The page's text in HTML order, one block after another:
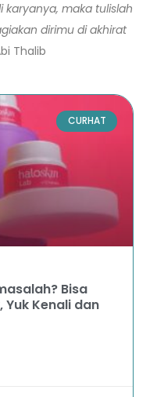
maka tulislah
dirimu di akhirat
Thalib
CURHAT
Bisa
Yuk Kenali dan